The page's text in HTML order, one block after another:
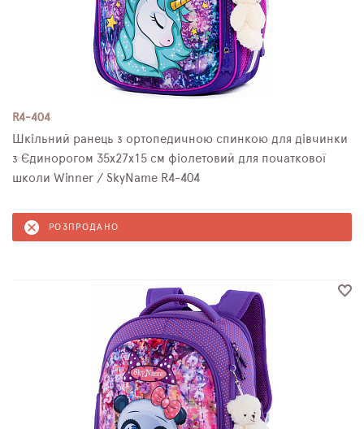
R4-404
Шкільний ранець з ортопедичною спинкою для дівчинки
з Єдинорогом 35х27х15 см фіолетовий для початкової
школи Winner / SkyName R4-404
РОЗПРОДАНО